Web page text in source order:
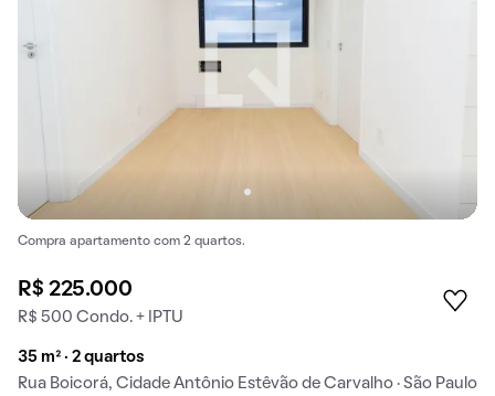
Compra apartamento com 2 quartos.
R$ 225.000
R$ 500 Condo. + IPTU
35 m² · 2 quartos
Rua Boicorá, Cidade Antônio Estêvão de Carvalho · São Paulo